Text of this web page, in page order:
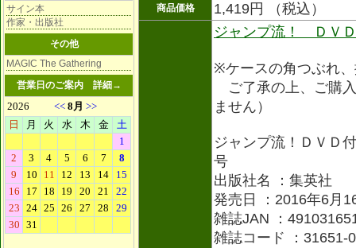
サイン本
作家・出版社
その他
MAGIC The Gathering
営業日のご案内 詳細→
商品価格 1,419円 （税込）
ジャンプ流！ ＤＶ
※ケースの角つぶれ
ご了承の上、ご購
ません）
ジャンプ流！ＤＶＤ
号
出版社名 ：集英社
発売日 ：2016年6月
雑誌JAN ：
雑誌コード ：31651-